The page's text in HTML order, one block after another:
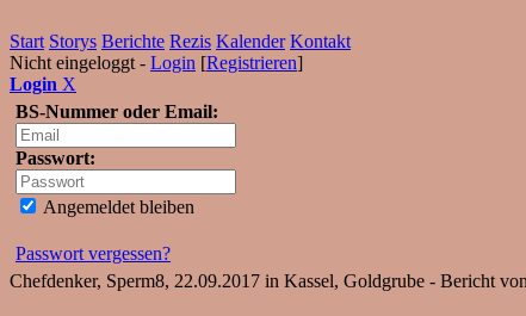
Start Storys Berichte Rezis Kalender Kontakt
Nicht eingeloggt - Login [Registrieren]
Login X
BS-Nummer oder Email:
Passwort:
Angemeldet bleiben
Passwort vergessen?
Chefdenker, Sperm8, 22.09.2017 in Kassel, Goldgrube - Bericht